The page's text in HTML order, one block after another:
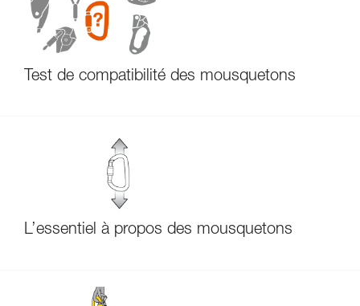
Test de compatibilité des mousquetons
L’essentiel à propos des mousquetons